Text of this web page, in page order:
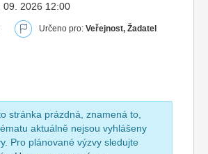
09. 2026 12:00
Určeno pro: Veřejnost, Žadatel
stránka prázdná, znamená to,
aktuálně nejsou vyhlášeny
Pro plánované výzvy sledujte